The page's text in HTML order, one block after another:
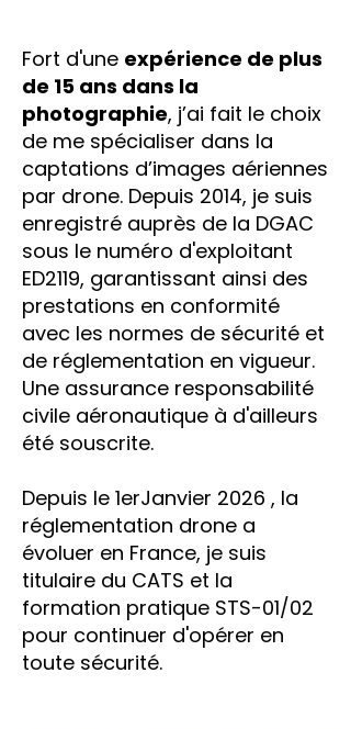
Fort d'une expérience de plus
de 15 ans dans la
photographie, j’ai fait le choix
de me spécialiser dans la
captations d’images aériennes
par drone. Depuis 2014, je suis
enregistré auprès de la DGAC
sous le numéro d'exploitant
ED2119, garantissant ainsi des
prestations en conformité
avec les normes de sécurité et
de réglementation en vigueur.
Une assurance responsabilité
civile aéronautique à d'ailleurs
été souscrite.
Depuis le 1erJanvier 2026 , la
réglementation drone a
évoluer en France, je suis
titulaire du CATS et la
formation pratique STS-01/02
pour continuer d'opérer en
toute sécurité.